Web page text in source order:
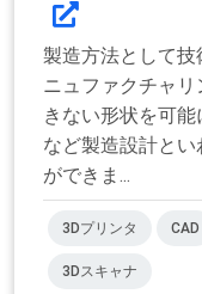
製造方法として
ニュファクチャ
きない形状を可
など製造設計と
ができま...
3Dプリンタ CAD
3Dスキャナ